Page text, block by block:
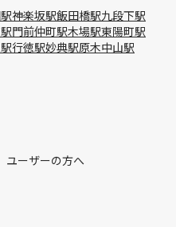
神楽坂駅飯田橋駅九段下駅
門前仲町駅木場駅東陽町駅
行徳駅妙典駅原木中山駅
ユーザーの方へ